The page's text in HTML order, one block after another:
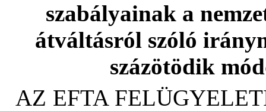
szabályainak a
átváltásról szóló
százötödik
AZ EFTA